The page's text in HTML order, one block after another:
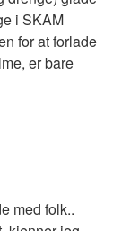
i SKAM
for at forlade
er bare
med folk..